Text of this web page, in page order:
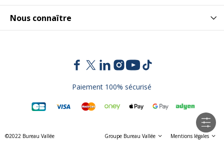
Nous connaître
Paiement 100% sécurisé
©2022 Bureau Vallée Groupe Bureau Vallée Mentions légales